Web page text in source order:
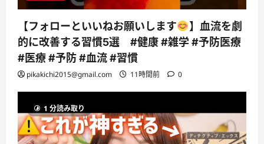
【フォローといいねお願いします
】血流を劇
的に改善する習慣5選 #健康 #雑学 #予防医療
#医療 #予防 #血流 #習慣
pikakichi2015@gmail.com 11時間前 0
1 分読み取り